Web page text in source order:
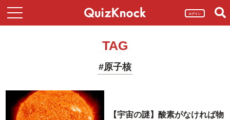
ログイン
TAG
#原子核
【宇宙の謎】酸素がなければ物